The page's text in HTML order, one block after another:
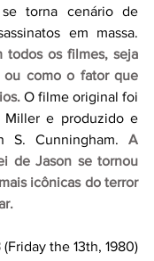
se torna cenário de
todos os filmes, seja
ou como o fator que
O filme original foi
Miller e produzido e
S. Cunningham.
A
de Jason se tornou
icônicas do terror
(Friday the 13th, 1980)